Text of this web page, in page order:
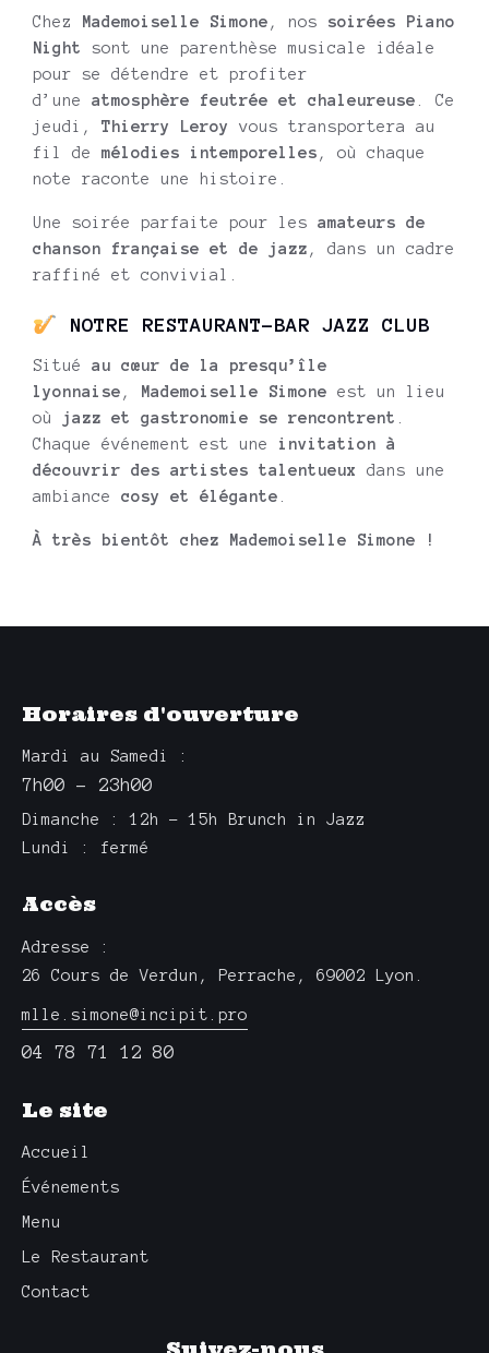
Chez Mademoiselle Simone , nos soirées Piano
Night
sont une parenthèse musicale idéale
pour se détendre et profiter
d’une atmosphère feutrée et chaleureuse . Ce
jeudi, Thierry Leroy
vous transportera au
fil de mélodies intemporelles , où chaque
note raconte une histoire.
Une soirée parfaite pour les amateurs de
chanson française et de jazz , dans un cadre
raffiné et convivial.
NOTRE RESTAURANT-BAR JAZZ CLUB
Situé au cœur de la presqu’île
lyonnaise , Mademoiselle Simone est un lieu
où
jazz et gastronomie se rencontrent
Chaque événement est une invitation à
découvrir des artistes talentueux
dans une
ambiance cosy et élégante
À très bientôt chez Mademoiselle Simone !
Horaires d'ouverture
Mardi au Samedi :
7h00 – 23h00
Dimanche : 12h – 15h Brunch in Jazz
Lundi : fermé
Accès
Adresse :
26 Cours de Verdun, Perrache, 69002 Lyon.
mlle.simone@incipit.pro
04 78 71 12 80
Le site
Accueil
Événements
Menu
Le Restaurant
Contact